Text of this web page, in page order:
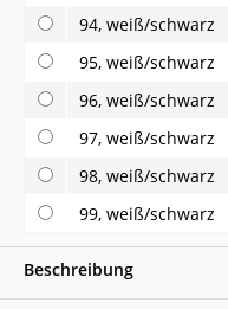
94, weiß/schwarz
95, weiß/schwarz
96, weiß/schwarz
97, weiß/schwarz
98, weiß/schwarz
99, weiß/schwarz
Beschreibung